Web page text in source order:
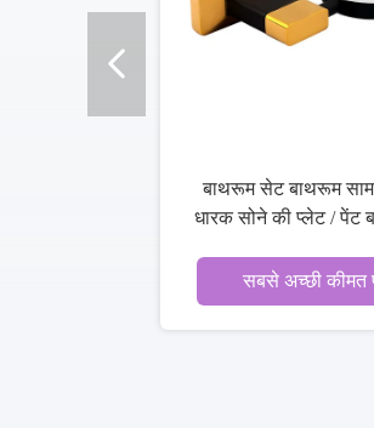
ठोस पीतल बाथरूम सेट तौलिया
पीतल सामग्री बाथ तौलिया
सबसे अच्छी कीमत पाएं